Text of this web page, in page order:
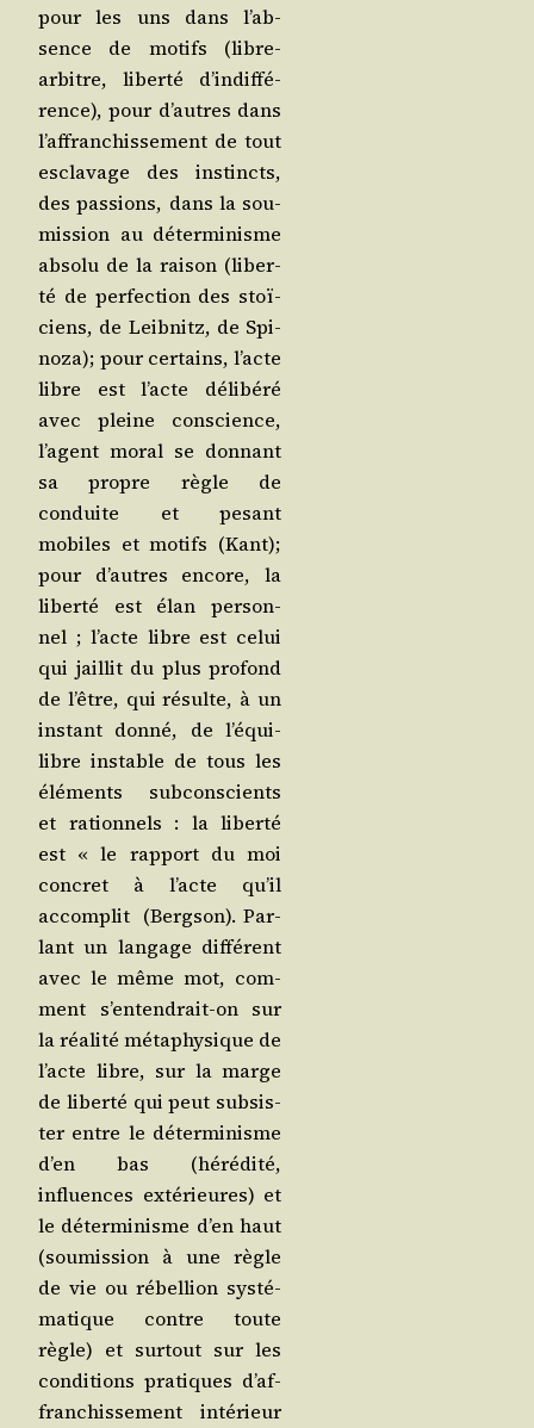
pour les uns dans l’ab­
sence de motifs (libre-
arbitre, liber­té d’in­dif­fé­
rence), pour d’autres dans
l’af­fran­chis­se­ment de tout
escla­vage des ins­tincts,
des pas­sions, dans la sou­
mis­sion au déter­mi­nisme
abso­lu de la rai­son (liber­
té de per­fec­tion des stoï­
ciens, de Leib­nitz, de Spi­
no­za); pour cer­tains, l’acte
libre est l’acte déli­bé­ré
avec pleine conscience,
l’agent moral se don­nant
sa propre règle de
conduite et pesant
mobiles et motifs (Kant);
pour d’autres encore, la
liber­té est élan per­son­
nel ; l’acte libre est celui
qui jaillit du plus pro­fond
de l’être, qui résulte, à un
ins­tant don­né, de l’é­qui­
libre instable de tous les
élé­ments sub­cons­cients
et ration­nels : la liber­té
est « le rap­port du moi
concret à l’acte qu’il
accom­plit (Berg­son). Par­
lant un lan­gage dif­fé­rent
avec le même mot, com­
ment s’en­ten­drait-on sur
la réa­li­té méta­phy­sique de
l’acte libre, sur la marge
de liber­té qui peut sub­sis­
ter entre le déter­mi­nisme
d’en bas (héré­di­té,
influences exté­rieures) et
le déter­mi­nisme d’en haut
(sou­mis­sion à une règle
de vie ou rébel­lion sys­té­
ma­tique contre toute
règle) et sur­tout sur les
condi­tions pra­tiques d’af­
fran­chis­se­ment inté­rieur